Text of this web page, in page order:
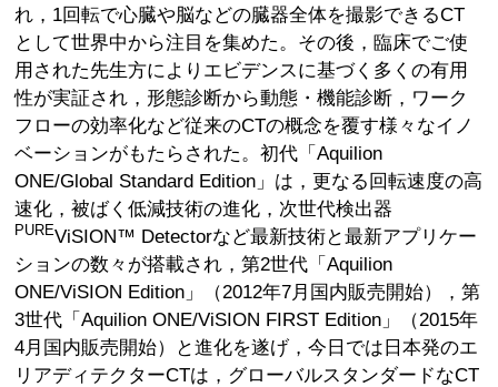
れ，1回転で心臓や脳などの臓器全体を撮影できるCT
として世界中から注目を集めた。その後，臨床でご使
用された先生方によりエビデンスに基づく多くの有用
性が実証され，形態診断から動態・機能診断，ワーク
フローの効率化など従来のCTの概念を覆す様々なイノ
ベーションがもたらされた。初代「Aquilion
ONE/Global Standard Edition」は，更なる回転速度の高
速化，被ばく低減技術の進化，次世代検出器
PUREViSION™ Detectorなど最新技術と最新アプリケー
ションの数々が搭載され，第2世代「Aquilion
ONE/ViSION Edition」（2012年7月国内販売開始），第
3世代「Aquilion ONE/ViSION FIRST Edition」（2015年
4月国内販売開始）と進化を遂げ，今日では日本発のエ
リアディテクターCTは，グローバルスタンダードなCT